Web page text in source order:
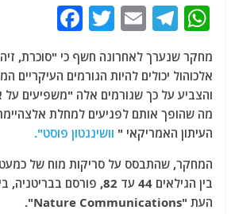
W
at
s
A
p
p
T
el
e
g
ra
m
E
ai
l
T
itt
er
c
e
b
o
o
k
מחקר שנערך לאחרונה חשף כי "סוכרת,
אלכוהול יכולים להיות הגורמים העיקריים
והצביע על כך שגורמים אלה "משפיעים על
מה שהופך אותם לפגיעים למחלת אלצהיימר
העיתון האמריקאי " וושינגטון פוסט".
בין הגילאים 44 עד 82, פורסם
העת "Nature Communications".